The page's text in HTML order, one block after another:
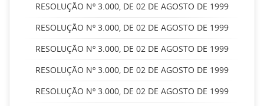
RESOLUÇÃO Nº 3.000, DE 02 DE AGOSTO DE 1999
RESOLUÇÃO Nº 3.000, DE 02 DE AGOSTO DE 1999
RESOLUÇÃO Nº 3.000, DE 02 DE AGOSTO DE 1999
RESOLUÇÃO Nº 3.000, DE 02 DE AGOSTO DE 1999
RESOLUÇÃO Nº 3.000, DE 02 DE AGOSTO DE 1999